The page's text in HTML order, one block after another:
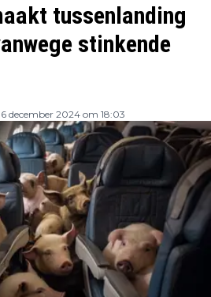
tussenlanding
stinkende
december 2024 om 18:03